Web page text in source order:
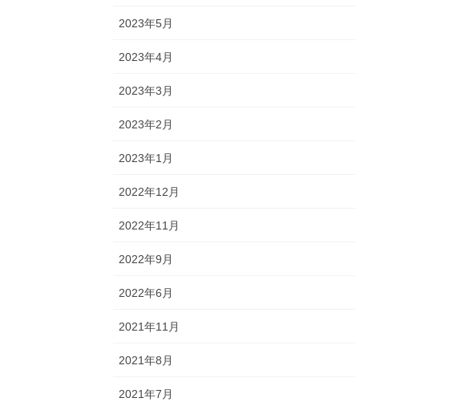
2023年5月
2023年4月
2023年3月
2023年2月
2023年1月
2022年12月
2022年11月
2022年9月
2022年6月
2021年11月
2021年8月
2021年7月